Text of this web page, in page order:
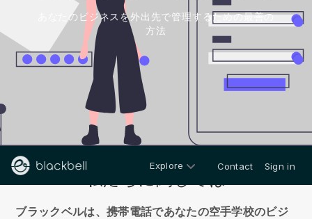
あなたのビジネスを外出先で管理するための最善の
方法
Explore Contact Sign in
ブラックベルは、携帯電話であなたの空手学校のビジ